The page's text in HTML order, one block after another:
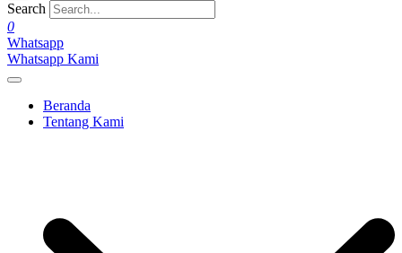
Search
0
Whatsapp
Whatsapp Kami
Beranda
Tentang Kami